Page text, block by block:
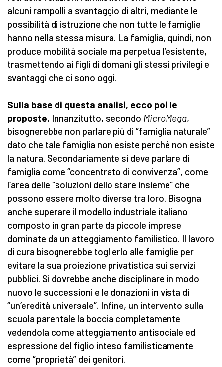
alcuni rampolli a svantaggio di altri, mediante le
possibilità di istruzione che non tutte le famiglie
hanno nella stessa misura. La famiglia, quindi, non
produce mobilità sociale ma perpetua l’esistente,
trasmettendo ai figli di domani gli stessi privilegi e
svantaggi che ci sono oggi.
Sulla base di questa analisi, ecco poi le
proposte. Innanzitutto, secondo MicroMega,
bisognerebbe non parlare più di “famiglia naturale”
dato che tale famiglia non esiste perché non esiste
la natura. Secondariamente si deve parlare di
famiglia come “concentrato di convivenza”, come
l’area delle “soluzioni dello stare insieme” che
possono essere molto diverse tra loro. Bisogna
anche superare il modello industriale italiano
composto in gran parte da piccole imprese
dominate da un atteggiamento familistico. Il lavoro
di cura bisognerebbe toglierlo alle famiglie per
evitare la sua proiezione privatistica sui servizi
pubblici. Si dovrebbe anche disciplinare in modo
nuovo le successioni e le donazioni in vista di
“un’eredità universale”. Infine, un intervento sulla
scuola parentale la boccia completamente
vedendola come atteggiamento antisociale ed
espressione del figlio inteso familisticamente
come “proprietà” dei genitori.